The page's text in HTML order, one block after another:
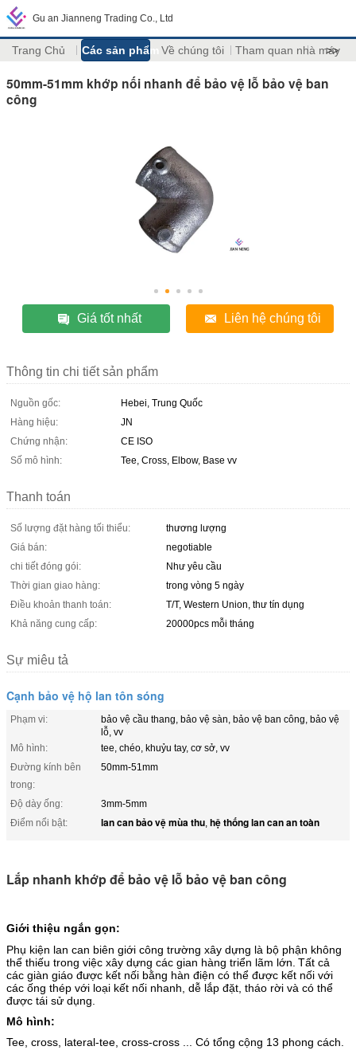
Gu an Jianneng Trading Co., Ltd
Trang Chủ Các sản phẩm Về chúng tôi Tham quan nhà máy
>>
50mm-51mm khớp nối nhanh để bảo vệ lỗ bảo vệ ban
công
Giá tốt nhất Liên hệ chúng tôi
Thông tin chi tiết sản phẩm
Nguồn gốc:
Hebei, Trung Quốc
Hàng hiệu:
JN
Chứng nhận:
CE ISO
Số mô hình:
Tee, Cross, Elbow, Base vv
Thanh toán
Số lượng đặt hàng tối thiểu:
thương lượng
Giá bán:
negotiable
chi tiết đóng gói:
Như yêu cầu
Thời gian giao hàng:
trong vòng 5 ngày
Điều khoản thanh toán:
T/T, Western Union, thư tín dụng
Khả năng cung cấp:
20000pcs mỗi tháng
Sự miêu tả
Cạnh bảo vệ hộ lan tôn sóng
Phạm vi:
bảo vệ cầu thang, bảo vệ sàn, bảo vệ ban công, bảo vệ
lỗ, vv
Mô hình:
tee, chéo, khuỷu tay, cơ sở, vv
Đường kính bên
trong:
50mm-51mm
Độ dày ống:
3mm-5mm
Điểm nổi bật:
lan can bảo vệ mùa thu, hệ thống lan can an toàn
Lắp nhanh khớp để bảo vệ lỗ bảo vệ ban công
Giới thiệu ngắn gọn:
Phụ kiện lan can biên giới công trường xây dựng là bộ phận không
thể thiếu trong việc xây dựng các gian hàng triển lãm lớn. Tất cả
các giàn giáo được kết nối bằng hàn điện có thể được kết nối với
các ống thép với loại kết nối nhanh, dễ lắp đặt, tháo rời và có thể
được tái sử dụng.
Mô hình:
Tee, cross, lateral-tee, cross-cross ... Có tổng cộng 13 phong cách.